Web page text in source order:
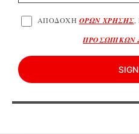
ΑΠΟΔΟΧΗ ΟΡΩΝ ΧΡΗΣΗΣ,